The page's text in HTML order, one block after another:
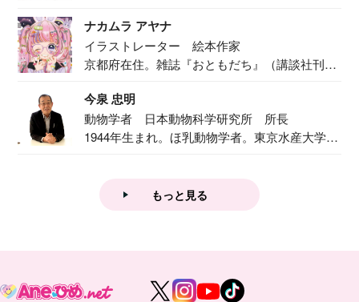
ナカムラ アヤナ
イラストレーター 絵本作家
京都府在住。雑誌『おともだち』（講談社刊）
今泉 忠明
動物学者 日本動物科学研究所 所長
1944年生まれ。ほ乳動物学者。東京水産大学卒
もっと見る